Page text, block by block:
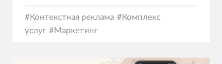
#Контекстная реклама #Комплекс
услуг #Маркетинг